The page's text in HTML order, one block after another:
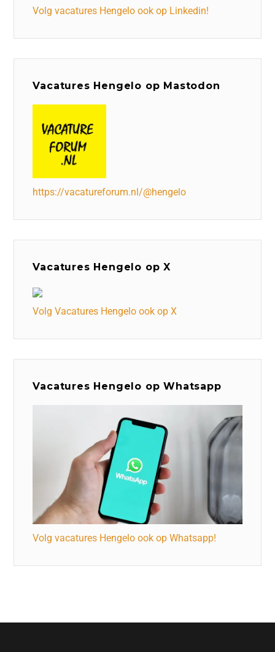
Volg vacatures Hengelo ook op Linkedin!
Vacatures Hengelo op Mastodon
https://vacatureforum.nl/@hengelo
Vacatures Hengelo op X
Volg Vacatures Hengelo ook op X
Vacatures Hengelo op Whatsapp
Volg vacatures Hengelo ook op Whatsapp!